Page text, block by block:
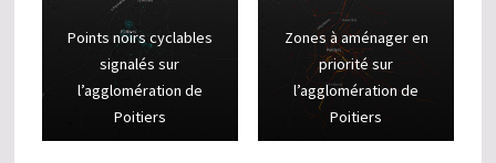
Points noirs cyclables
signalés sur
l’agglomération de
Poitiers
Zones à aménager en
priorité sur
l’agglomération de
Poitiers